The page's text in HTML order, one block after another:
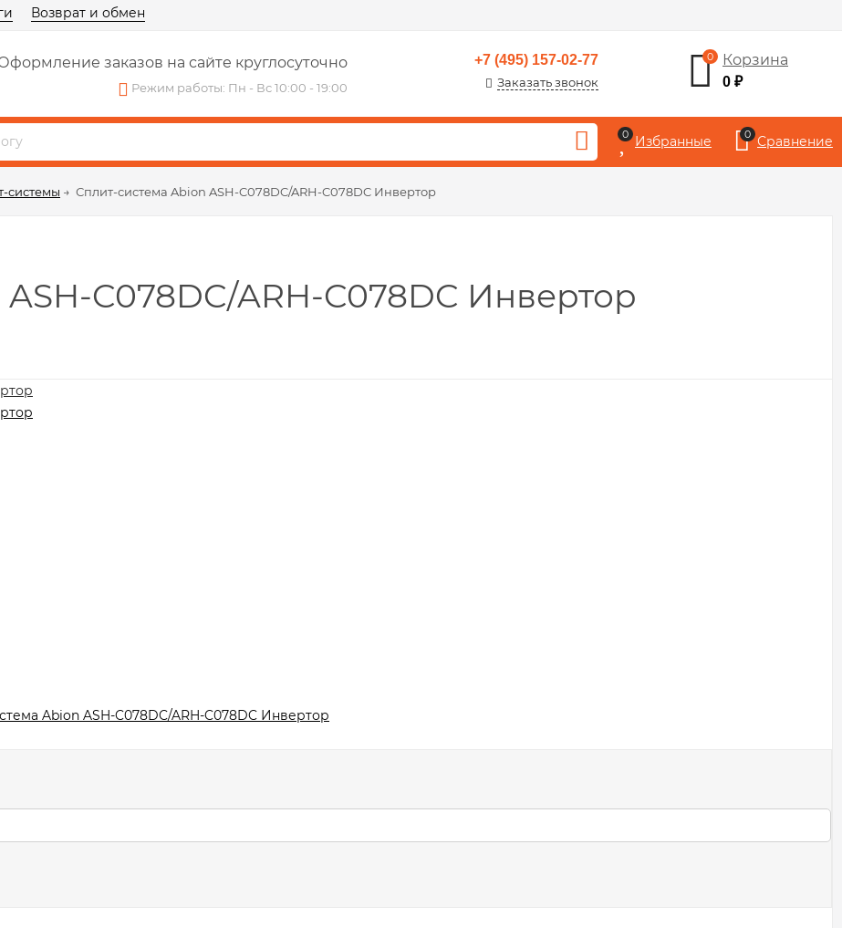
Возврат и обмен
заказов на сайте круглосуточно
Режим работы: Пн - Вс 10:00 - 19:00
+7 (495) 157-02-77
Заказать звонок
0 Корзина
0₽
0 Избранные 0 Сравнение
системы → Сплит-система Abion ASH-C078DC/ARH-C078DC Инвертор
C078DC/ARH-C078DC Инвертор